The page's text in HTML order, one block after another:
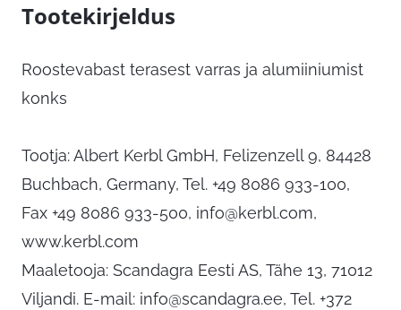
Tootekirjeldus
Roostevabast terasest varras ja alumiiniumist
konks
Tootja: Albert Kerbl GmbH, Felizenzell 9, 84428
Buchbach, Germany, Tel. +49 8086 933-100,
Fax +49 8086 933-500, info@kerbl.com,
www.kerbl.com
Maaletooja: Scandagra Eesti AS, Tähe 13, 71012
Viljandi. E-mail: info@scandagra.ee, Tel. +372